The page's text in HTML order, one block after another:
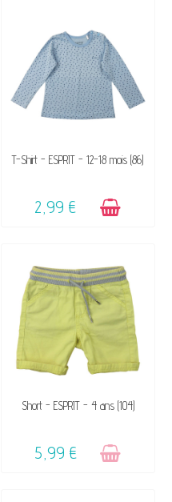
DISPONIBLE
T-Shirt - ESPRIT - 12-18 mois (86)
2,99 €
VENDU, VICTIME DE SON
Short - ESPRIT - 4 ans (104)
5,99 €